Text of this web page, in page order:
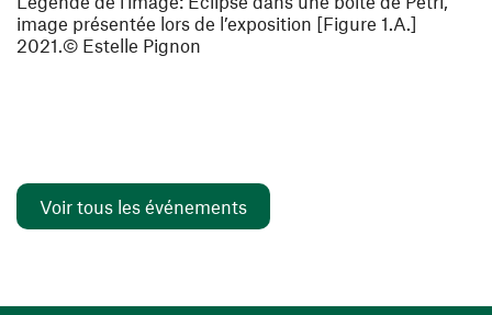
image présentée lors de l’exposition [Figure 1.A.]
2021.© Estelle Pignon
Voir tous les événements